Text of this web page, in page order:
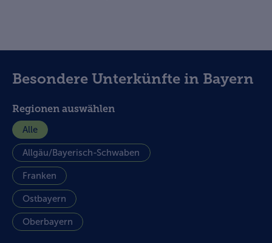
Besondere Unterkünfte in Bayern
Regionen auswählen
Alle
Allgäu/Bayerisch-Schwaben
Franken
Ostbayern
Oberbayern